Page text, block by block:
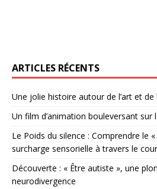
ARTICLES RÉCENTS
Une jolie histoire autour de l’art et de
Un film d’animation bouleversant sur
Le Poids du silence : Comprendre le
surcharge sensorielle à travers le
Découverte : « Être autiste », une
neurodivergence